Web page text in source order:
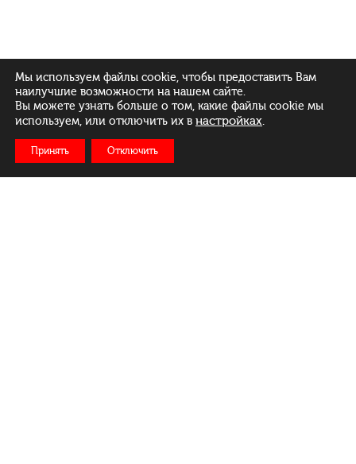
Мы используем файлы cookie, чтобы предоставить Вам
наилучшие возможности на нашем сайте.
Вы можете узнать больше о том, какие файлы cookie мы
используем, или отключить их в настройках.
Принять Отключить